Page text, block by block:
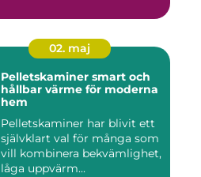
02. maj
Pelletskaminer smart och
hållbar värme för moderna
hem
Pelletskaminer har blivit ett
självklart val för många som
vill kombinera bekvämlighet,
låga uppvärm...